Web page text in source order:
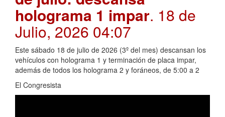
holograma 1 impar. 18 de
Julio, 2026 04:07
Este sábado 18 de julio de 2026 (3º del mes) descansan los
vehículos con holograma 1 y terminación de placa impar,
además de todos los holograma 2 y foráneos, de 5:00 a 2
El Congresista